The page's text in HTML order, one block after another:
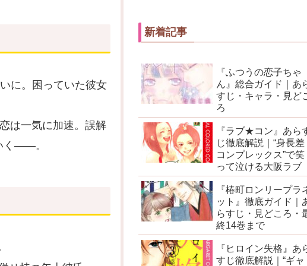
に。困っていた彼女
は一気に加速。誤解
く――。
新着記事
『ふつうの恋子ちゃ
ん』総合ガイド｜あ
すじ・キャラ・見ど
ろ
『ラブ★コン』あら
じ徹底解説｜“身長差
コンプレックス”で笑
って泣ける大阪ラブ
『椿町ロンリープラ
ット』徹底ガイド｜
らすじ・見どころ・
終14巻まで
『ヒロイン失格』あ
すじ徹底解説｜“ギャ